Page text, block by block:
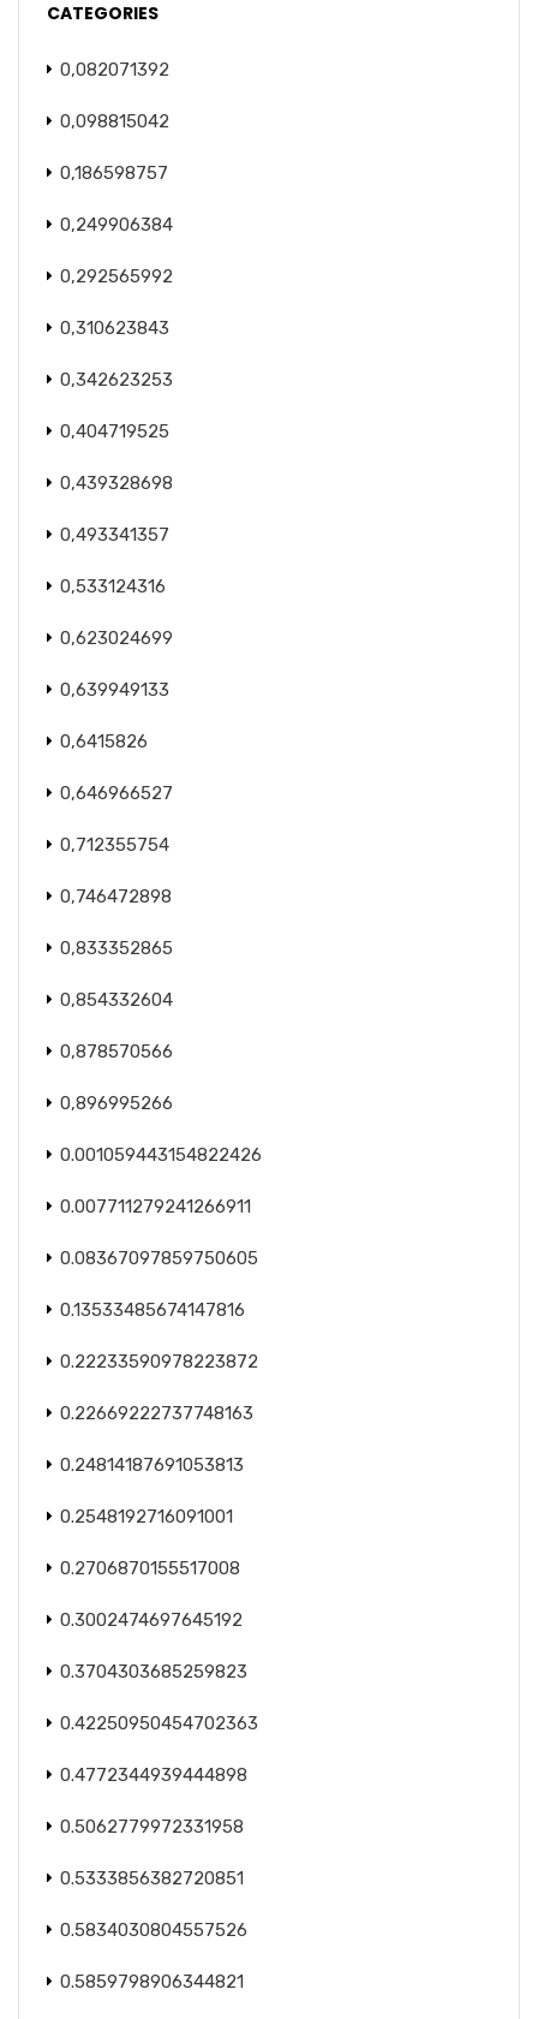
CATEGORIES
0,082071392
0,098815042
0,186598757
0,249906384
0,292565992
0,310623843
0,342623253
0,404719525
0,439328698
0,493341357
0,533124316
0,623024699
0,639949133
0,6415826
0,646966527
0,712355754
0,746472898
0,833352865
0,854332604
0,878570566
0,896995266
0.001059443154822426
0.007711279241266911
0.08367097859750605
0.13533485674147816
0.22233590978223872
0.22669222737748163
0.24814187691053813
0.2548192716091001
0.2706870155517008
0.3002474697645192
0.3704303685259823
0.42250950454702363
0.4772344939444898
0.5062779972331958
0.5333856382720851
0.5834030804557526
0.5859798906344821